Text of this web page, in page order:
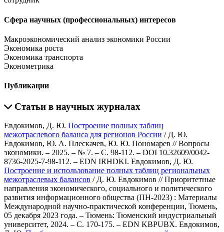
Сфера научных (профессиональных) интересов
Макроэкономический анализ экономики России
Экономика роста
Экономика транспорта
Эконометрика
Публикации
Статьи в научных журналах
Евдокимов, Д. Ю. Построение полных таблиц
межотраслевого баланса для регионов России / Д. Ю.
Евдокимов, Ю. А. Плескачев, Ю. Ю. Пономарев // Вопросы
экономики. – 2025. – № 7. – С. 98-112. – DOI 10.32609/0042-
8736-2025-7-98-112. – EDN IRHDKI. Евдокимов, Д. Ю.
Построение и использование полных таблиц региональных
межотраслевых балансов / Д. Ю. Евдокимов // Приоритетные
направления экономического, социального и политического
развития информационного общества (ПН-2023) : Материалы
Международной научно-практической конференции, Тюмень,
05 декабря 2023 года. – Тюмень: Тюменский индустриальный
университет, 2024. – С. 170-175. – EDN KBPUBX. Евдокимов,